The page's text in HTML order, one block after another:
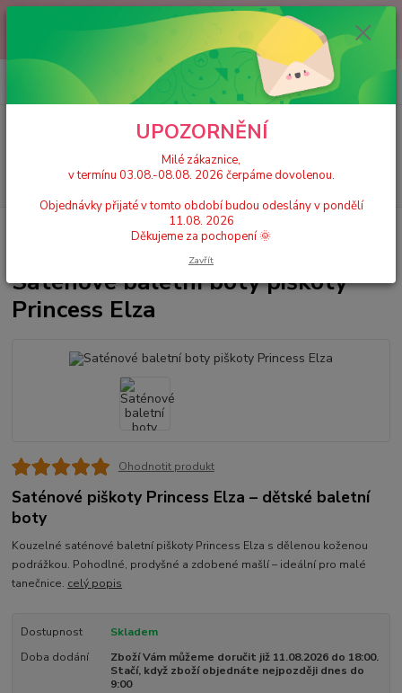
Milé zákaznice, v termínu 03.08.-08.08. 2026 čerpáme dovolenou.
Objednávky přijaté v tomto období budou odeslány v pondělí 11.08.
2026 Děkujeme za pochopení 🌞
CZK
Hledat
+420 777 224 390
(Po-Pá, 9-17 hod.)
0 Kč
Dětské taneční cvičky a piškoty
Saténové baletní boty piškoty
Saténové baletní boty piškoty
Princess Elza
Ohodnotit produkt
Saténové piškoty Princess Elza – dětské baletní
boty
Kouzelné saténové baletní piškoty Princess Elza s dělenou koženou
podrážkou. Pohodlné, prodyšné a zdobené mašlí – ideální pro malé
tanečnice. celý popis
Dostupnost
Skladem
Doba dodání
Zboží Vám můžeme doručit již 11.08.2026 do 18:00.
Stačí, když zboží objednáte nejpozději dnes do
9:00
UPOZORNĚNÍ
Milé zákaznice,
v termínu 03.08.-08.08. 2026 čerpáme dovolenou.
Objednávky přijaté v tomto období budou odeslány v pondělí
11.08. 2026
Děkujeme za pochopení 🌞
Zavřít